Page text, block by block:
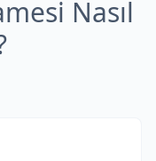
Nasıl